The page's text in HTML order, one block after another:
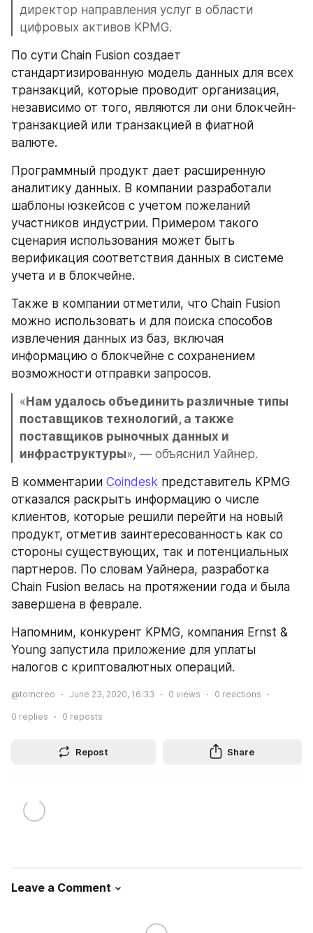
директор направления услуг в области
цифровых активов KPMG.
По сути Chain Fusion создает
стандартизированную модель данных для всех
транзакций, которые проводит организация,
независимо от того, являются ли они блокчейн-
транзакцией или транзакцией в фиатной
валюте.
Программный продукт дает расширенную
аналитику данных. В компании разработали
шаблоны юзкейсов с учетом пожеланий
участников индустрии. Примером такого
сценария использования может быть
верификация соответствия данных в системе
учета и в блокчейне.
Также в компании отметили, что Chain Fusion
можно использовать и для поиска способов
извлечения данных из баз, включая
информацию о блокчейне с сохранением
возможности отправки запросов.
« Нам удалось объединить различные типы
поставщиков технологий, а также
поставщиков рыночных данных и
инфраструктуры», — объяснил Уайнер.
В комментарии Coindesk представитель KPMG
отказался раскрыть информацию о числе
клиентов, которые решили перейти на новый
продукт, отметив заинтересованность как со
стороны существующих, так и потенциальных
партнеров. По словам Уайнера, разработка
Chain Fusion велась на протяжении года и была
завершена в феврале.
Напомним, конкурент KPMG, компания Ernst &
Young запустила приложение для уплаты
налогов с криптовалютных операций.
@tomcreo June 23, 2020, 16:33 0 views 0 reactions
0 replies 0 reposts
Repost Share
Leave a Comment